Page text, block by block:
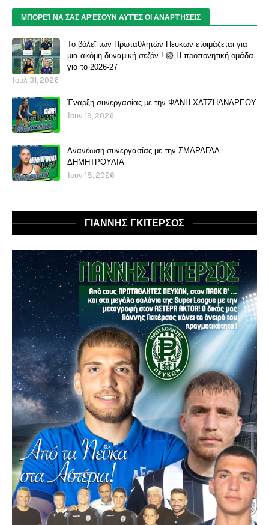
ΜΠΟΡΕΊ ΝΑ ΣΑΣ ΑΡΈΣΟΥΝ ΑΥΤΈΣ ΟΙ ΑΝΑΡΤΉΣΕΙΣ
Το βόλεϊ των Πρωταθλητών Πεύκων ετοιμάζεται για
μια ακόμη δυναμική σεζόν ! 🏐 Η προπονητική ομάδα
για το 2026-27
Ιουλ 31, 2026
Έναρξη συνεργασίας με την ΦΑΝΗ ΧΑΤΖΗΑΝΔΡΕΟΥ
Ιουν 19, 2026
Ανανέωση συνεργασίας με την ΣΜΑΡΑΓΔΑ
ΔΗΜΗΤΡΟΥΛΙΑ
Ιουν 18, 2026
ΓΙΑΝΝΗΣ ΓΚΙΤΕΡΣΟΣ